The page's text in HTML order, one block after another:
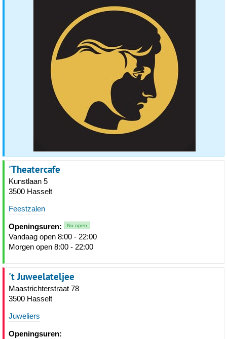
'Theatercafe
Kunstlaan 5
3500 Hasselt
Feestzalen
Openingsuren: Nu open
Vandaag open 8:00 - 22:00
Morgen open 8:00 - 22:00
't Juweelateljee
Maastrichterstraat 78
3500 Hasselt
Juweliers
Openingsuren: